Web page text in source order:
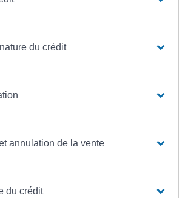
du crédit
annulation de la vente
du crédit